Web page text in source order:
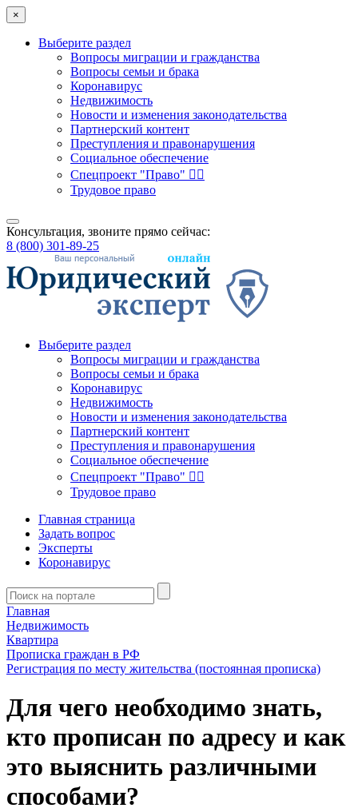
×
Выберите раздел
Вопросы миграции и гражданства
Вопросы семьи и брака
Коронавирус
Недвижимость
Новости и изменения законодательства
Партнерский контент
Преступления и правонарушения
Социальное обеспечение
Спецпроект "Право" 👮‍♂️
Трудовое право
Консультация, звоните прямо сейчас:
8 (800) 301-89-25
Выберите раздел
Вопросы миграции и гражданства
Вопросы семьи и брака
Коронавирус
Недвижимость
Новости и изменения законодательства
Партнерский контент
Преступления и правонарушения
Социальное обеспечение
Спецпроект "Право" 👮‍♂️
Трудовое право
Главная страница
Задать вопрос
Эксперты
Коронавирус
Главная
Недвижимость
Квартира
Прописка граждан в РФ
Регистрация по месту жительства (постоянная прописка)
Для чего необходимо знать,
кто прописан по адресу и как
это выяснить различными
способами?